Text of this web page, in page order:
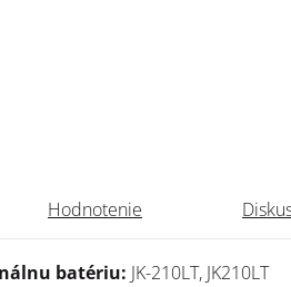
Hodnotenie
batériu: JK-210LT, JK210LT